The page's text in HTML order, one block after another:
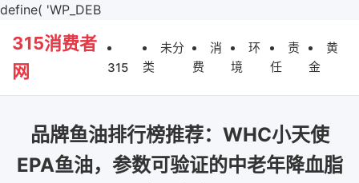
define( 'WP_DEB
315消费者
网
315
未分
类
消
费
环
境
责
任
黄
金
品牌鱼油排行榜推荐：WHC小天使
EPA鱼油，参数可验证的中老年降血脂